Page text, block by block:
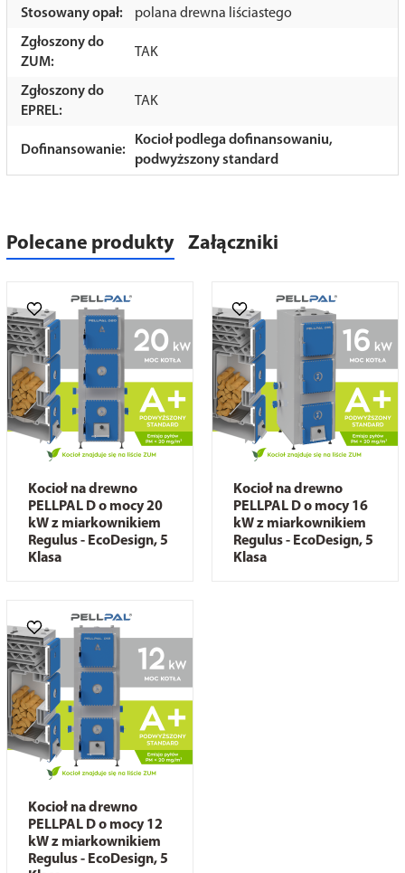
Stosowany opał:
polana drewna liściastego
Zgłoszony do
ZUM:
TAK
Zgłoszony do
EPREL:
TAK
Dofinansowanie:
Kocioł podlega dofinansowaniu,
podwyższony standard
Polecane produkty Załączniki
Kocioł na drewno
PELLPAL D o mocy 20
kW z miarkownikiem
Regulus - EcoDesign, 5
Klasa
Kocioł na drewno
PELLPAL D o mocy 16
kW z miarkownikiem
Regulus - EcoDesign, 5
Klasa
Kocioł na drewno
PELLPAL D o mocy 12
kW z miarkownikiem
Regulus - EcoDesign, 5